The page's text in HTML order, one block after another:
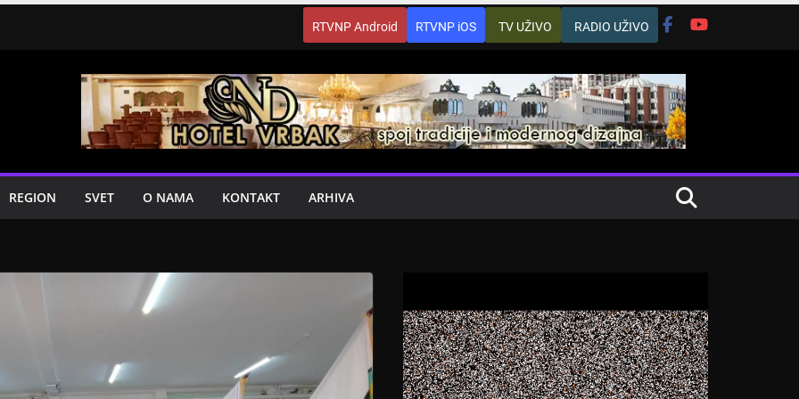
RTVNP Android RTVNP iOS TV UŽIVO RADIO UŽIVO
REGION SVET O NAMA KONTAKT ARHIVA